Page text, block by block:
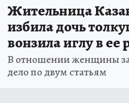
Жительница
избила дочь
вонзила иглу в ее
В отношении женщины
дело по двум статьям